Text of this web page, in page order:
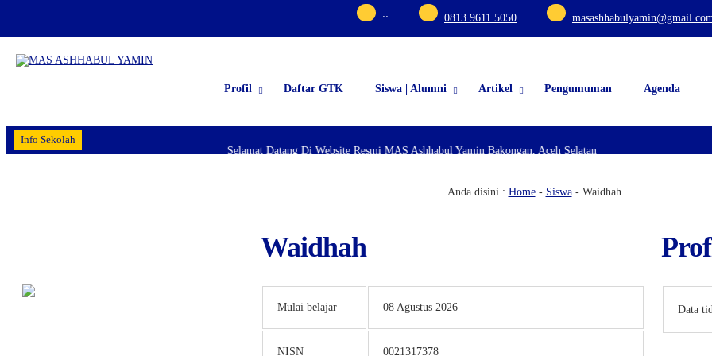
:: 0813 9611 5050
Profil Daftar GTK Siswa | Alumni Artikel Pengumuman Agenda
Info Sekolah
Selamat Datang Di Website Resmi MAS Ashhabul Yamin Bakongan, Aceh Selatan
Anda disini : Home- Siswa- Waidhah
Waidhah
Mulai belajar 08 Agustus 2026
NISN 0021317378
Data